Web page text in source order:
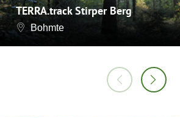
TERRA.track Stirper Berg
Bohmte